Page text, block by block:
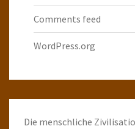
Comments feed
WordPress.org
Die menschliche